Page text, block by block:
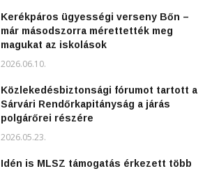
Kerékpáros ügyességi verseny Bőn –
már másodszorra mérettették meg
magukat az iskolások
2026.06.10.
Közlekedésbiztonsági fórumot tartott a
Sárvári Rendőrkapitányság a járás
polgárőrei részére
2026.05.23.
Idén is MLSZ támogatás érkezett több